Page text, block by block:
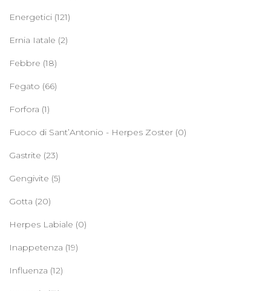
Energetici (121)
Ernia Iatale (2)
Febbre (18)
Fegato (66)
Forfora (1)
Fuoco di Sant’Antonio - Herpes Zoster (0)
Gastrite (23)
Gengivite (5)
Gotta (20)
Herpes Labiale (0)
Inappetenza (19)
Influenza (12)